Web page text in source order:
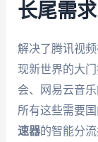
长尾需
解决了腾讯视
现新世界的大
会、网易云音
所有这些需要
速器的智能分